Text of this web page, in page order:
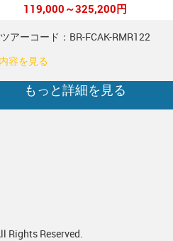
119,000～325,200円
ツアーコード：BR-FCAK-RMR122
容を見る
もっと詳細を見る
Rights Reserved.